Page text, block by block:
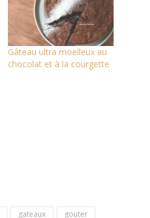
Gâteau ultra moelleux au
chocolat et à la courgette
gateaux
gouter